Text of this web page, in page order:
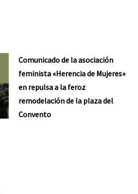
Comunicado de la asociación
feminista «Herencia de Mujeres»
en repulsa a la feroz
remodelación de la plaza del
Convento